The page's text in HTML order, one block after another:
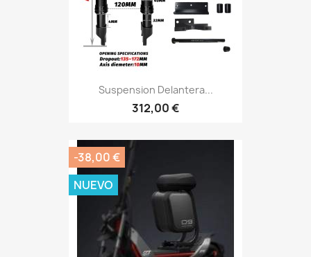
Suspension Delantera...
312,00 €
-38,00 €
NUEVO